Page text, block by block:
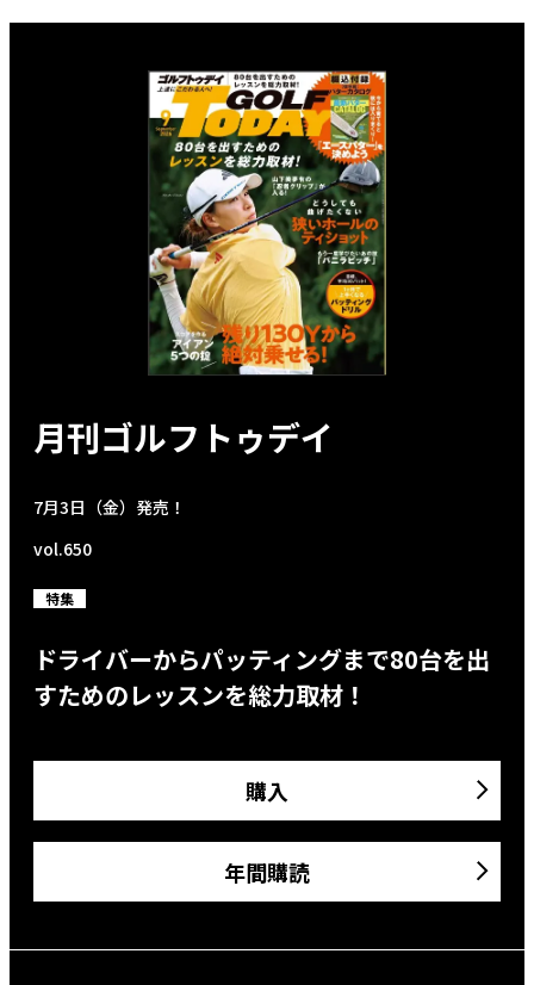
月刊ゴルフトゥデイ
7月3日（金）発売！
vol.650
特集
ドライバーからパッティングまで80台を出
すためのレッスンを総力取材！
購入
年間購読